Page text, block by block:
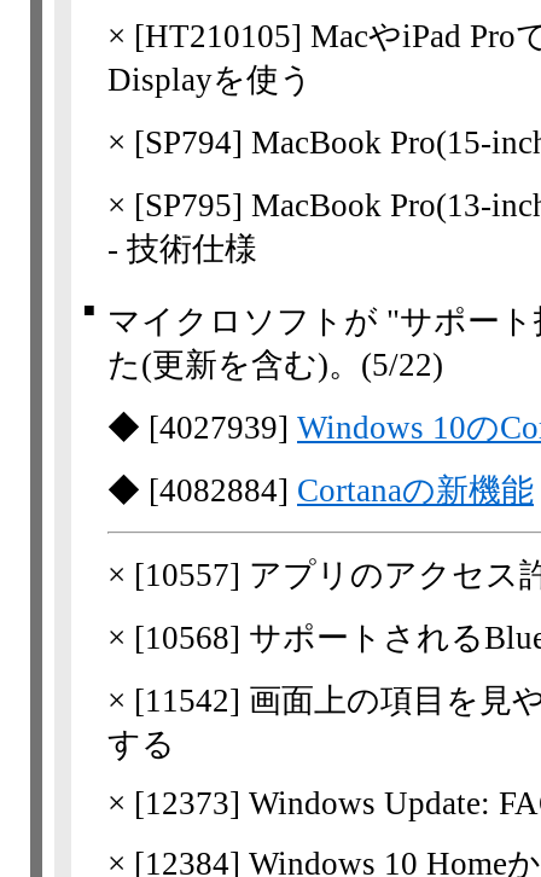
× [HT210105] MacやiPad Pro
Displayを使う
× [SP794] MacBook Pro(15-
× [SP795] MacBook Pro(13-
- 技術仕様
■
マイクロソフトが "サポー
た(更新を含む)。 (5/22)
◆ [4027939] Windows 10の
◆ [4082884] Cortanaの新機能
× [10557] アプリのアクセス
× [10568] サポートされる
× [11542] 画面上の項目を見
する
× [12373] Windows Update:
× [12384] Windows 10 Home